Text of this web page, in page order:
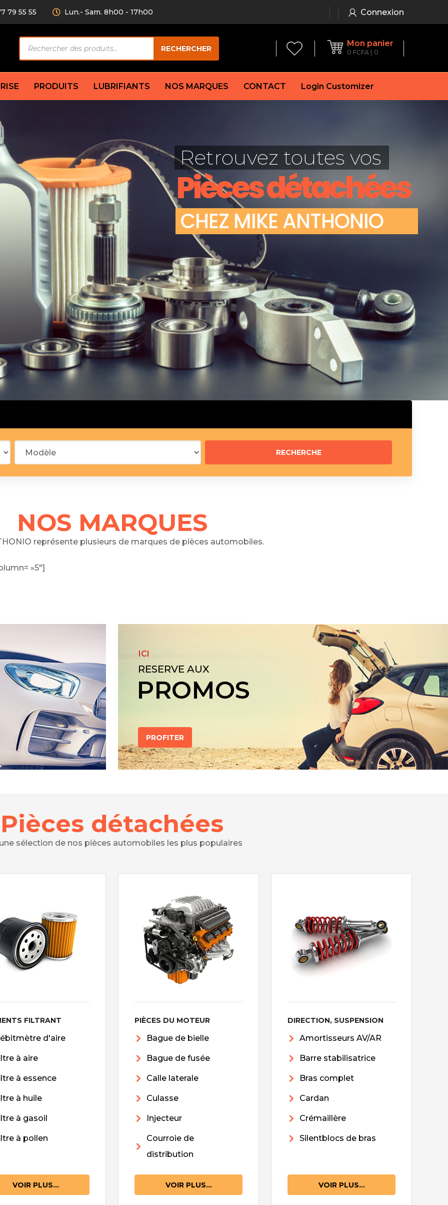
79 55 55 Lun.- Sam. 8h00 - 17h00 Connexion
de
produits
RECHERCHER
Mon panier
0 FCFA 0
AV/AR
amortisseur
Compresseur
Condenseur
Électrovanne
Évaporateur
Mano
Thermostat d’eau
Sonde de température
Garniture
Flexible de frein
Huile de frein
Mâchoires de frein
Jeu de plaquettes de frein
Démarreur
Feu arrière
principal
fusée
distribution
Débitmètre d’aire
Filtre à aire
Filtre à essence
Filtre à huile
Filtre à gasoil
Silencieux arrière
Silencieux central
Butée élastique de silencieux
Raccord de tuyau d’échappement
PRODUITS LUBRIFIANTS NOS MARQUES CONTACT Login Customizer
Pièces détachées
CHEZ MIKEANTHONIO
Retrouvez toutes vos
NOS MARQUES
représente plusieurs de marques de pièces automobiles.
»5″]
ICI
RESERVE AUX
PROMOS
PROFITER
Pièces détachées
sélection de nos pièces automobiles les plus populaires
FILTRANT
d'aire
à aire
à essence
à huile
à gasoil
à pollen
VOIR PLUS...
PIÈCES DU MOTEUR
Bague de bielle
Bague de fusée
Calle laterale
Culasse
Injecteur
Courroie de
distribution
VOIR PLUS...
DIRECTION, SUSPENSION
Amortisseurs AV/AR
Barre stabilisatrice
Bras complet
Cardan
Crémaillère
Silentblocs de bras
VOIR PLUS...